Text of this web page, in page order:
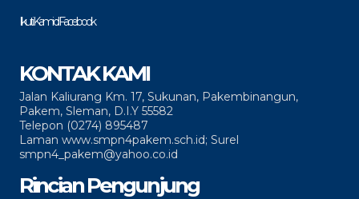
Ikuti Kami di Facebook
KONTAK KAMI
Jalan Kaliurang Km. 17, Sukunan, Pakembinangun,
Pakem, Sleman, D.I.Y 55582
Telepon (0274) 895487
Laman www.smpn4pakem.sch.id; Surel
smpn4_pakem@yahoo.co.id
Rincian Pengunjung